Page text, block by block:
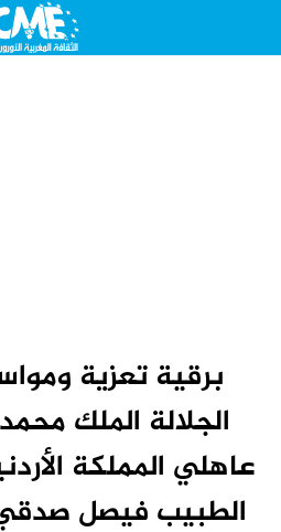
برقية تعزية
الجلالة الملك
عاهلي المملكة
الطبيب فيصل صدقي